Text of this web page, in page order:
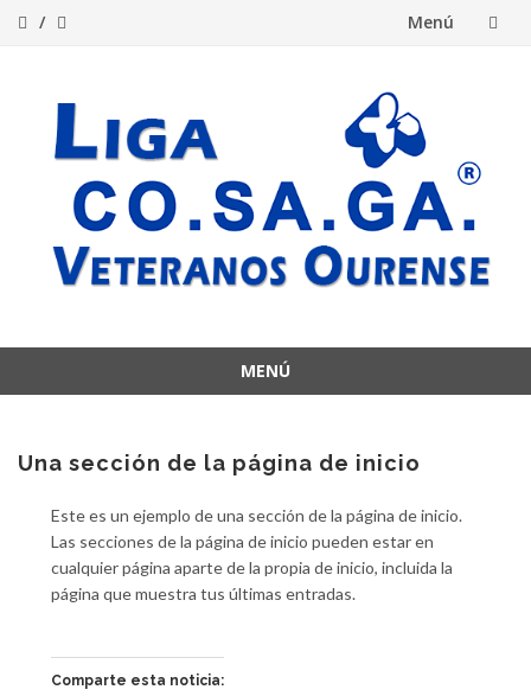
Menú
contenido
MENÚ
contenido
Una sección de la página de inicio
Este es un ejemplo de una sección de la página de inicio.
Las secciones de la página de inicio pueden estar en
cualquier página aparte de la propia de inicio, incluida la
página que muestra tus últimas entradas.
Comparte esta noticia: